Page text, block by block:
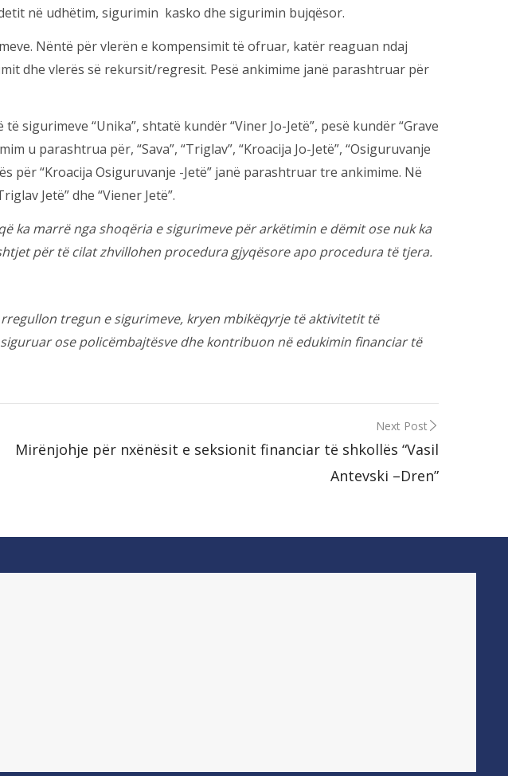
në udhëtim, sigurimin kasko dhe sigurimin bujqësor.
Nëntë për vlerën e kompensimit të ofruar, katër reaguan ndaj
dhe vlerës së rekursit/regresit. Pesë ankimime janë parashtruar për
“Unika”, shtatë kundër “Viner Jo-Jetë”, pesë kundër “Grave
u parashtrua për, “Sava”, “Triglav”, “Kroacija Jo-Jetë”, “Osiguruvanje
për “Kroacija Osiguruvanje -Jetë” janë parashtruar tre ankimime. Në
Jetë” dhe “Viener Jetë”.
ka marrë nga shoqëria e sigurimeve për arkëtimin e dëmit ose nuk ka
për të cilat zhvillohen procedura gjyqësore apo procedura të tjera.
tregun e sigurimeve, kryen mbikëqyrje të aktivitetit të
ose policëmbajtësve dhe kontribuon në edukimin financiar të
Next Post
Mirënjohje për nxënësit e seksionit financiar të shkollës “Vasil
Antevski –Dren”